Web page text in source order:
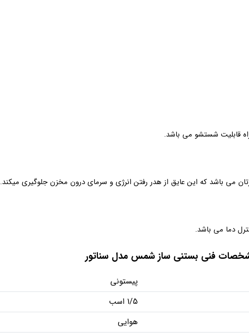
قابلیت شستشو می باشد.
می باشد که این عایق از هدر رفتن انرژی و سرمای درون مخزن جلوگیری میکند.
دما می باشد.
فنی بستنی ساز شمس مدل سناتور
پیستونی
1/5 اسب
هوایی